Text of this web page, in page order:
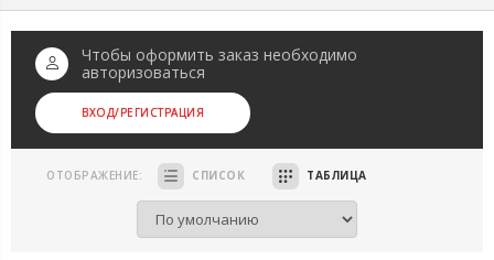
Чтобы оформить заказ необходимо
авторизоваться
ВХОД/РЕГИСТРАЦИЯ
ОТОБРАЖЕНИЕ: СПИСОК ТАБЛИЦА